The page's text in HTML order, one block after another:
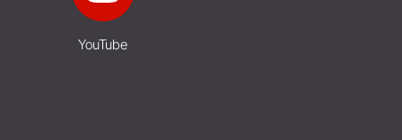
YouTube